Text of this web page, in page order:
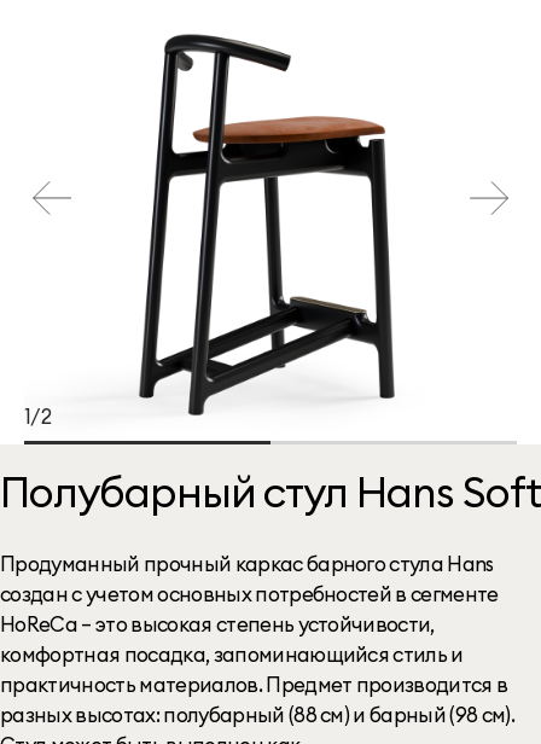
1/2
Полубарный стул Hans Soft
Продуманный прочный каркас барного стула Hans
создан с учетом основных потребностей в сегменте
HoReCa – это высокая степень устойчивости,
комфортная посадка, запоминающийся стиль и
практичность материалов. Предмет производится в
разных высотах: полубарный (88 см) и барный (98 см).